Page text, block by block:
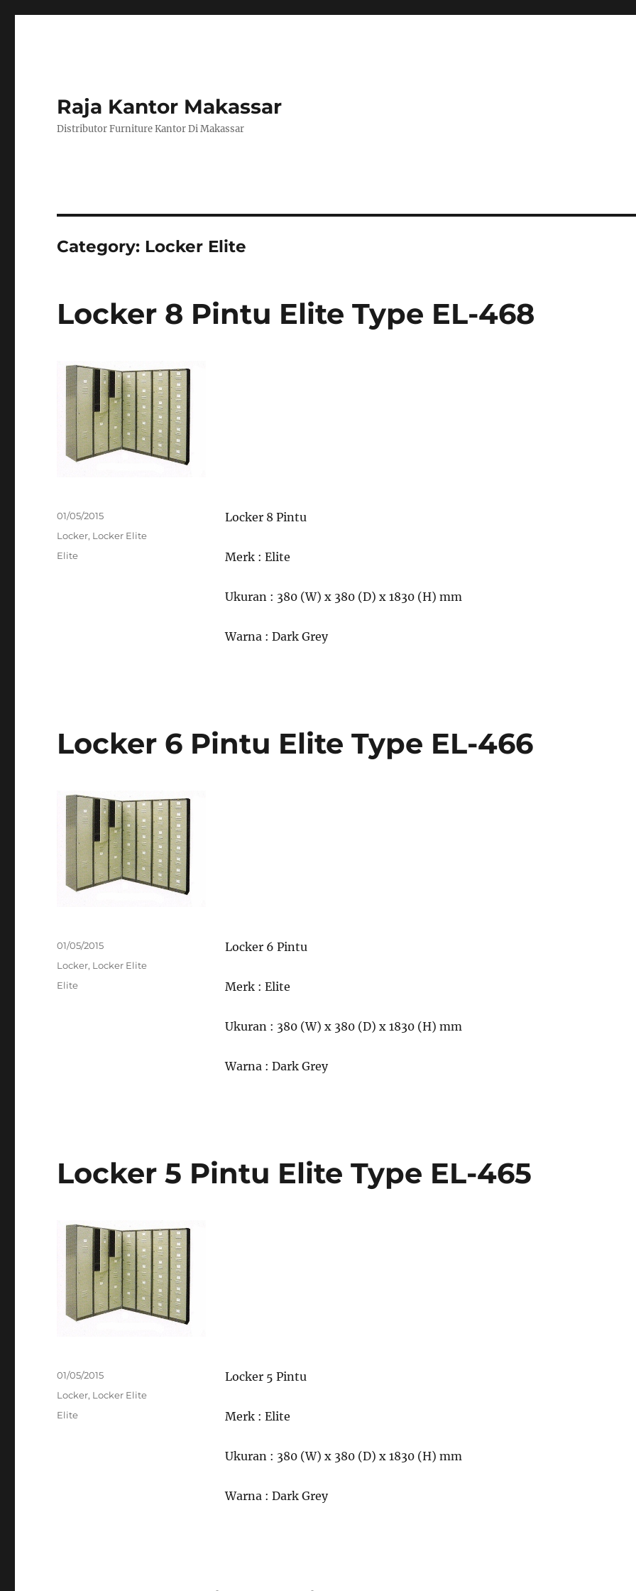
Raja Kantor Makassar
Distributor Furniture Kantor Di Makassar
Category: Locker Elite
Locker 8 Pintu Elite Type EL-468
Locker 8 Pintu
Merk : Elite
Ukuran : 380 (W) x 380 (D) x 1830 (H) mm
Warna : Dark Grey
Posted
01/05/2015
Categories
Locker, Locker Elite
Tags
Elite
Locker 6 Pintu Elite Type EL-466
Locker 6 Pintu
Merk : Elite
Ukuran : 380 (W) x 380 (D) x 1830 (H) mm
Warna : Dark Grey
Posted
01/05/2015
Categories
Locker, Locker Elite
Tags
Elite
Locker 5 Pintu Elite Type EL-465
Locker 5 Pintu
Merk : Elite
Ukuran : 380 (W) x 380 (D) x 1830 (H) mm
Warna : Dark Grey
Posted
01/05/2015
Categories
Locker, Locker Elite
Tags
Elite